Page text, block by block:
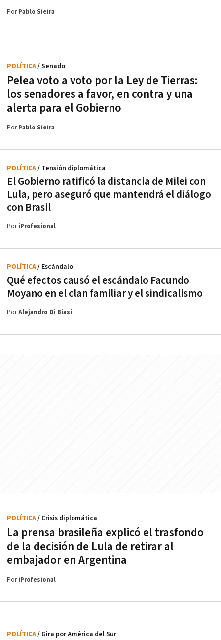
PorPablo Sieira
Pelea voto a voto por la Ley de Tierras:
los senadores a favor, en contra y una
alerta para el Gobierno
POLÍTICA/ Senado
PorPablo Sieira
El Gobierno ratificó la distancia de Milei con
Lula, pero aseguró que mantendrá el diálogo
con Brasil
POLÍTICA/ Tensión diplomática
PoriProfesional
Qué efectos causó el escándalo Facundo
Moyano en el clan familiar y el sindicalismo
POLÍTICA/ Escándalo
PorAlejandro Di Biasi
La prensa brasileña explicó el trasfondo
de la decisión de Lula de retirar al
embajador en Argentina
POLÍTICA/ Crisis diplomática
PoriProfesional
POLÍTICA/ Gira por América del Sur